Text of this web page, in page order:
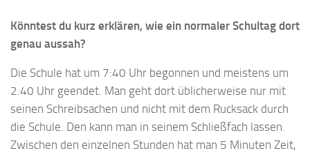
Könntest du kurz erklären, wie ein normaler Schultag dort
genau aussah?
Die Schule hat um 7:40 Uhr begonnen und meistens um
2:40 Uhr geendet. Man geht dort üblicherweise nur mit
seinen Schreibsachen und nicht mit dem Rucksack durch
die Schule. Den kann man in seinem Schließfach lassen.
Zwischen den einzelnen Stunden hat man 5 Minuten Zeit,